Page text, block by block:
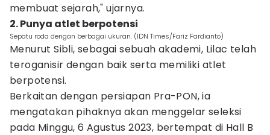
membuat sejarah," ujarnya.
2. Punya atlet berpotensi
Sepatu roda dengan berbagai ukuran. (IDN Times/Fariz Fardianto)
Menurut Sibli, sebagai sebuah akademi, Lilac telah
teroganisir dengan baik serta memiliki atlet
berpotensi.
Berkaitan dengan persiapan Pra-PON, ia
mengatakan pihaknya akan menggelar seleksi
pada Minggu, 6 Agustus 2023, bertempat di Hall B